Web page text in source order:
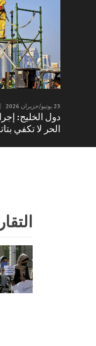
23 يونيو/حزيران 2026
دول الخليج:
الحر لا تكفي